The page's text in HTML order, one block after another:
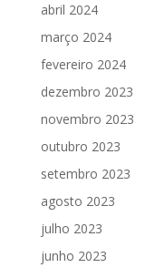
abril 2024
março 2024
fevereiro 2024
dezembro 2023
novembro 2023
outubro 2023
setembro 2023
agosto 2023
julho 2023
junho 2023